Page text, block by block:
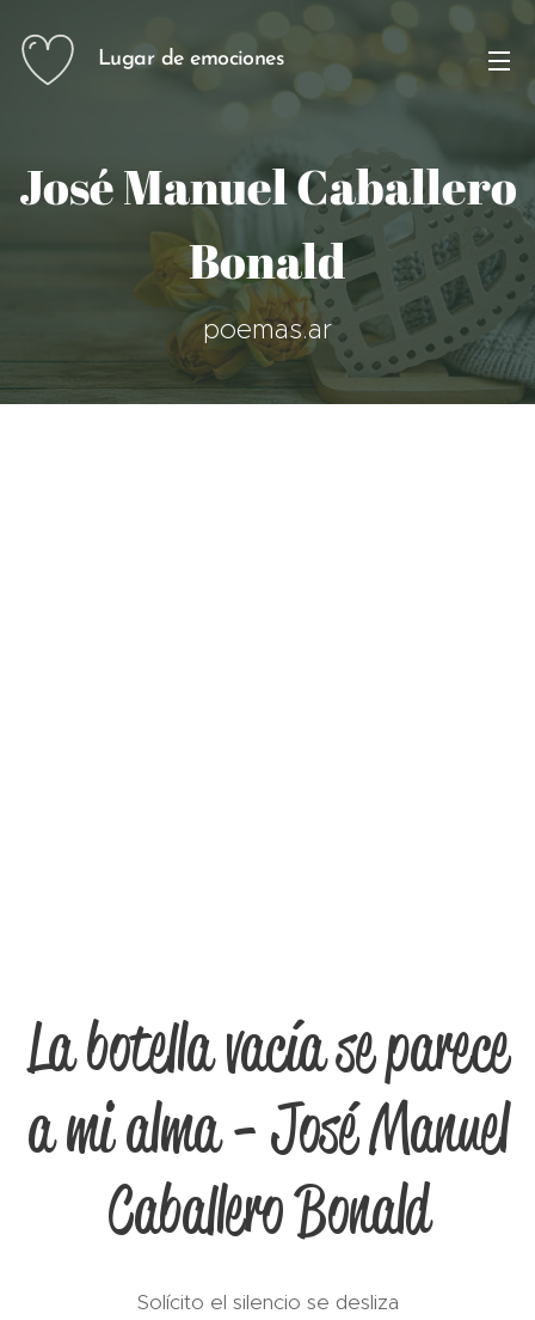
Lugar de emociones
José Manuel Caballero
Bonald
poemas.ar
La botella vacía se parece
a mi alma - José Manuel
Caballero Bonald
Solícito el silencio se desliza